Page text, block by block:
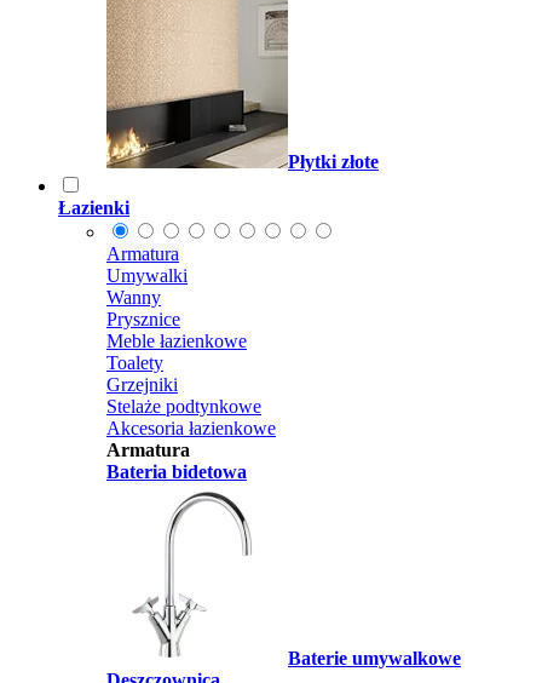
Płytki złote
Łazienki
Armatura
Umywalki
Wanny
Prysznice
Meble łazienkowe
Toalety
Grzejniki
Stelaże podtynkowe
Akcesoria łazienkowe
Armatura
Bateria bidetowa
Baterie umywalkowe